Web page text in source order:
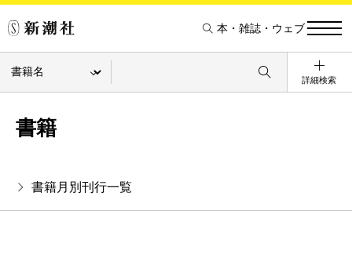
本・雑誌・ウェブ
詳細検索
書籍
書籍月別刊行一覧